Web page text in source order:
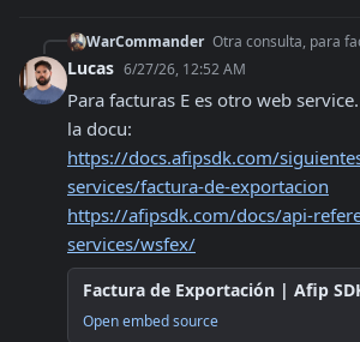
WarCommander Otra consulta, para facturas tipo E, que seria exportación
Lucas 6/27/26, 12:52 AM
Para facturas E es otro web
https://docs.afipsdk.com/
services/factura-de-exportacion
https://afipsdk.com/docs/api-
services/wsfex/
Factura de Exportación | Afip
Open embed source